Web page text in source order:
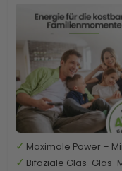
Maximale Power –
Bifaziale Glas-Glas-